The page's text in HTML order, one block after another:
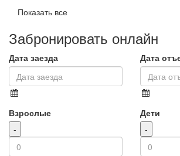
Показать все
Забронировать онлайн
Дата заезда Дата
Взрослые Дети